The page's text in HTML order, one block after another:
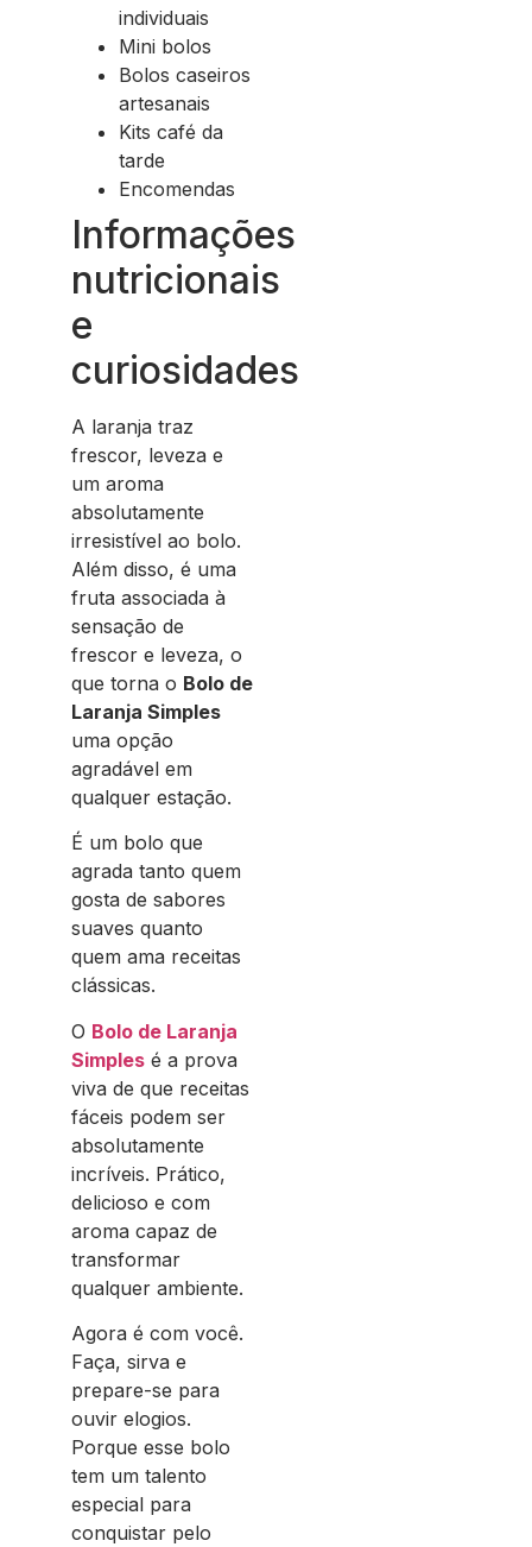
individuais
Mini bolos
Bolos caseiros
artesanais
Kits café da
tarde
Encomendas
Informações
nutricionais
e
curiosidades
A laranja traz
frescor, leveza e
um aroma
absolutamente
irresistível ao bolo.
Além disso, é uma
fruta associada à
sensação de
frescor e leveza, o
que torna o Bolo de
Laranja Simples
uma opção
agradável em
qualquer estação.
É um bolo que
agrada tanto quem
gosta de sabores
suaves quanto
quem ama receitas
clássicas.
O Bolo de Laranja
Simples é a prova
viva de que receitas
fáceis podem ser
absolutamente
incríveis. Prático,
delicioso e com
aroma capaz de
transformar
qualquer ambiente.
Agora é com você.
Faça, sirva e
prepare-se para
ouvir elogios.
Porque esse bolo
tem um talento
especial para
conquistar pelo